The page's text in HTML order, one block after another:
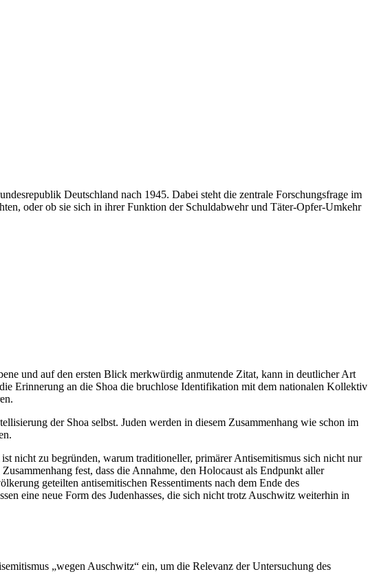
Deutschland nach 1945. Dabei steht die zentrale Forschungsfrage im
oder ob sie sich in ihrer Funktion der Schuldabwehr und Täter-Opfer-Umkehr
und auf den ersten Blick merkwürdig anmutende Zitat, kann in deutlicher Art
Erinnerung an die Shoa die bruchlose Identifikation mit dem nationalen Kollektiv
der Shoa selbst. Juden werden in diesem Zusammenhang wie schon im
nicht zu begründen, warum traditioneller, primärer Antisemitismus sich nicht nur
fest, dass die Annahme, den Holocaust als Endpunkt aller
geteilten antisemitischen Ressentiments nach dem Ende des
eine neue Form des Judenhasses, die sich nicht trotz Auschwitz weiterhin in
„wegen Auschwitz“ ein, um die Relevanz der Untersuchung des